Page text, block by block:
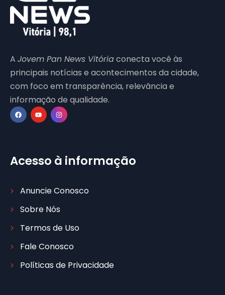
A Jovem Pan News Vitóriaconecta você às
principais notícias e acontecimentos da cidade,
com foco em transparência, relevância e
informação de qualidade.
Acesso à informação
Anuncie Conosco
Sobre Nós
Termos de Uso
Fale Conosco
Políticas de Privacidade